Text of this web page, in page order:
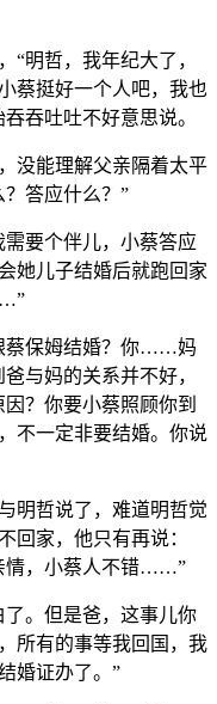
“明哲，我年纪大了，
蔡挺好一个人吧，我也
吞吐吐不好意思说。
没能理解父亲隔着太平
答应什么？”
要个伴儿，小蔡答应
她儿子结婚后就跑回家
蔡保姆结婚？你……妈
与妈的关系并不好，
？你要小蔡照顾你到
不一定非要结婚。你说
明哲说了，难道明哲觉
回家，他只有再说：
情，小蔡人不错……”
。但是爸，这事儿你
所有的事等我回国，我
婚证办了。”